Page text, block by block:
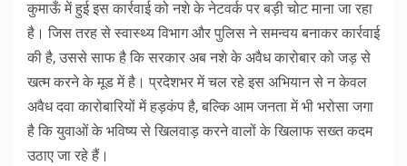
कुमाऊँ में हुई इस कार्रवाई को नशे के नेटवर्क पर बड़ी चोट माना जा रहा
है। जिस तरह से स्वास्थ्य विभाग और पुलिस ने समन्वय बनाकर कार्रवाई
की है, उससे साफ है कि सरकार अब नशे के अवैध कारोबार को जड़ से
खत्म करने के मूड में है। प्रदेशभर में चल रहे इस अभियान से न केवल
अवैध दवा कारोबारियों में हड़कंप है, बल्कि आम जनता में भी भरोसा जगा
है कि युवाओं के भविष्य से खिलवाड़ करने वालों के खिलाफ सख्त कदम
उठाए जा रहे हैं।